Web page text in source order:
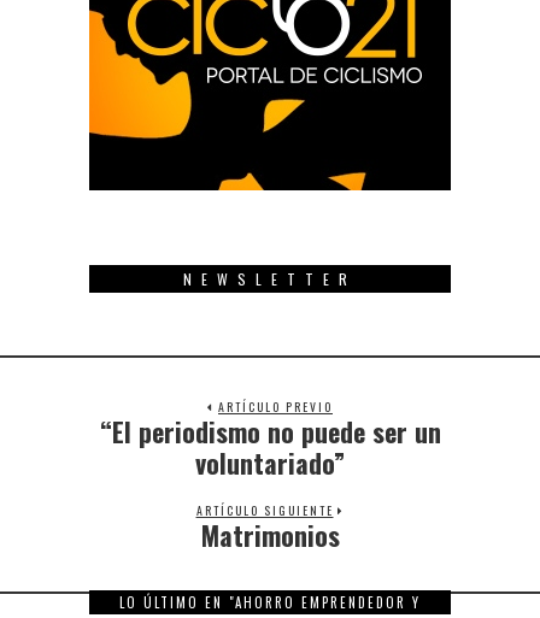
NEWSLETTER
ARTÍCULO PREVIO
Previous
post:
“El periodismo no puede ser un
voluntariado”
ARTÍCULO SIGUIENTE
Next
Matrimonios
LO ÚLTIMO EN "AHORRO EMPRENDEDOR Y